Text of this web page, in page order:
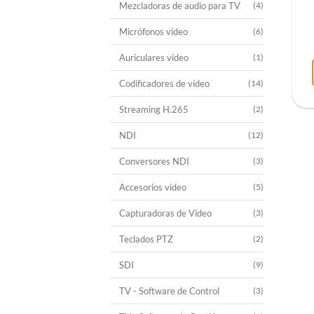
Mezcladoras de audio para TV (4)
Micrófonos vídeo (6)
Auriculares vídeo (1)
Codificadores de vídeo (14)
Streaming H.265 (2)
NDI (12)
Conversores NDI (3)
Accesorios vídeo (5)
Capturadoras de Vídeo (3)
Teclados PTZ (2)
SDI (9)
TV - Software de Control (3)